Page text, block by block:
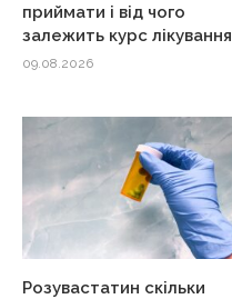
приймати і від чого
залежить курс лікування
09.08.2026
Розувастатин скільки